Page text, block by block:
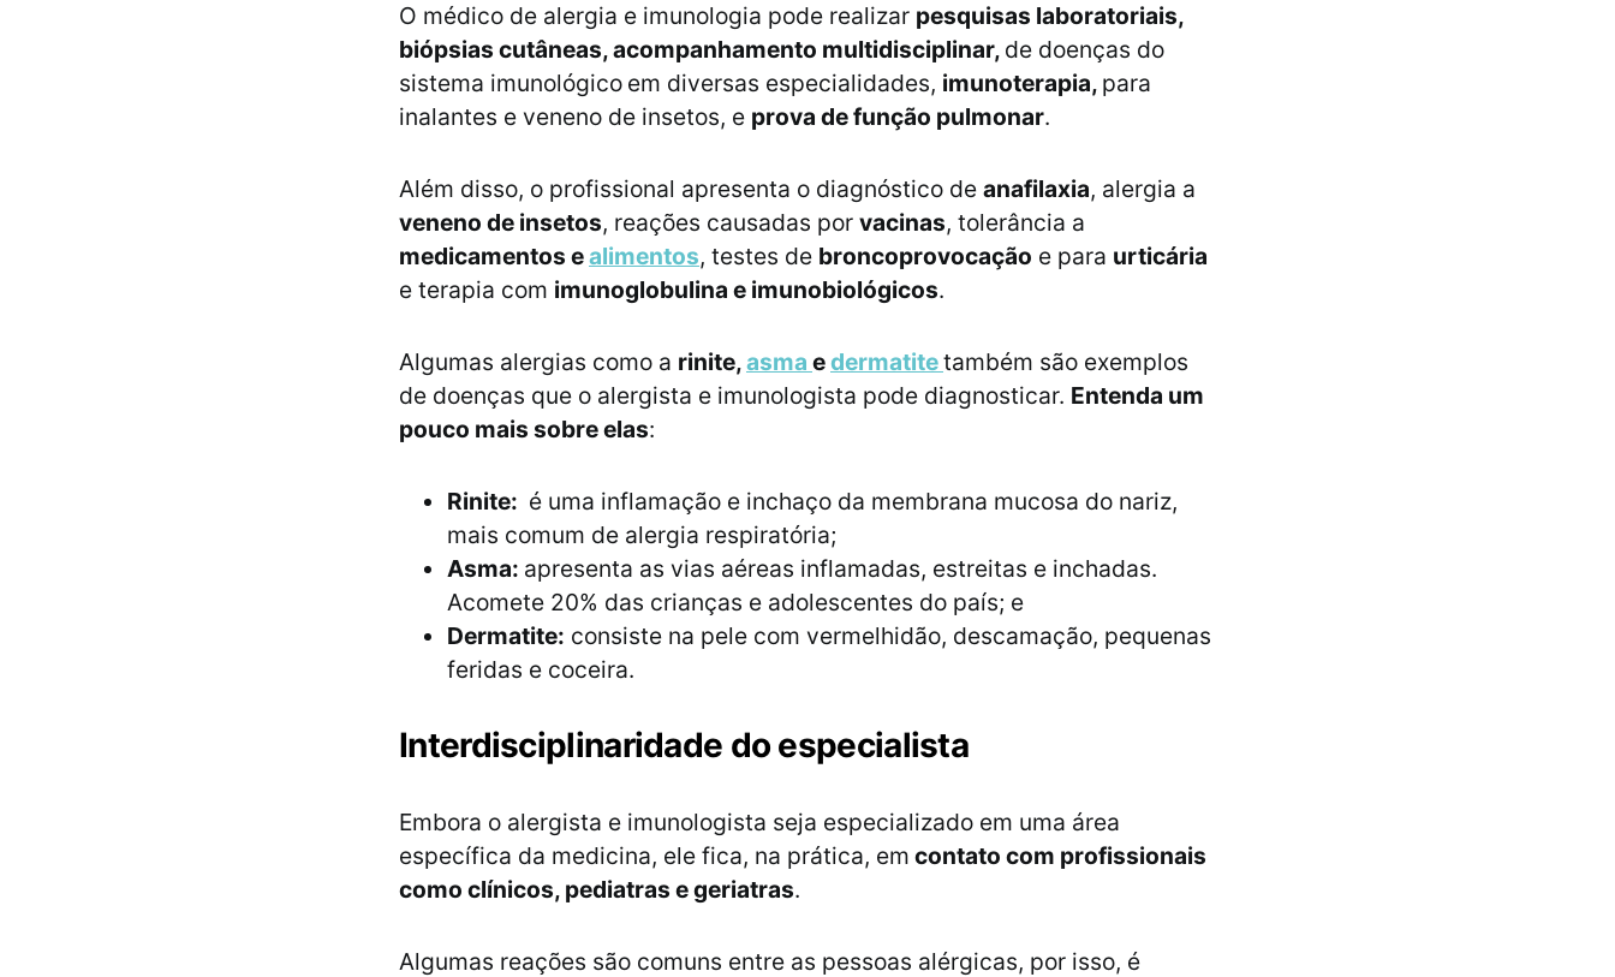
O médico de alergia e imunologia pode realizar pesquisas laboratoriais,
biópsias cutâneas, acompanhamento multidisciplinar, de doenças do
sistema imunológico em diversas especialidades, imunoterapia, para
inalantes e veneno de insetos, e prova de função pulmonar.
Além disso, o profissional apresenta o diagnóstico de anafilaxia, alergia a
veneno de insetos, reações causadas por vacinas, tolerância a
medicamentos ealimentos, testes de broncoprovocação e para urticária
e terapia com imunoglobulina e imunobiológicos.
Algumas alergias como a rinite,asma edermatitetambém são exemplos
de doenças que o alergista e imunologista pode diagnosticar. Entenda um
pouco mais sobre elas:
Rinite: é uma inflamação e inchaço da membrana mucosa do nariz,
mais comum de alergia respiratória;
Asma: apresenta as vias aéreas inflamadas, estreitas e inchadas.
Acomete 20% das crianças e adolescentes do país; e
Dermatite: consiste na pele com vermelhidão, descamação, pequenas
feridas e coceira.
Interdisciplinaridade do especialista
Embora o alergista e imunologista seja especializado em uma área
específica da medicina, ele fica, na prática, em contato com profissionais
como clínicos, pediatras e geriatras.
Algumas reações são comuns entre as pessoas alérgicas, por isso, é